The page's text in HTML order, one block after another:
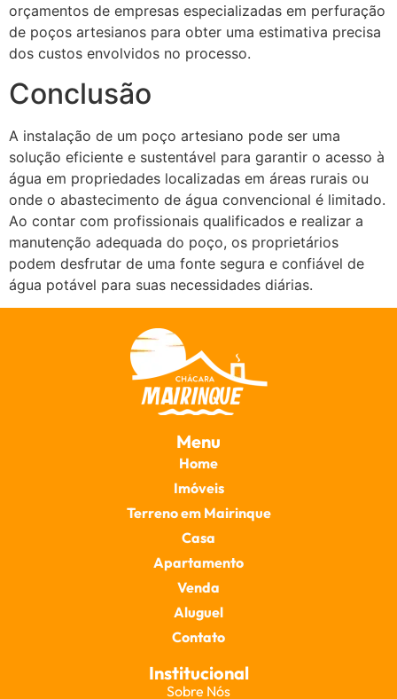
orçamentos de empresas especializadas em perfuração
de poços artesianos para obter uma estimativa precisa
dos custos envolvidos no processo.
Conclusão
A instalação de um poço artesiano pode ser uma
solução eficiente e sustentável para garantir o acesso à
água em propriedades localizadas em áreas rurais ou
onde o abastecimento de água convencional é limitado.
Ao contar com profissionais qualificados e realizar a
manutenção adequada do poço, os proprietários
podem desfrutar de uma fonte segura e confiável de
água potável para suas necessidades diárias.
Menu
Home
Imóveis
Terreno em Mairinque
Casa
Apartamento
Venda
Aluguel
Contato
Institucional
Sobre Nós